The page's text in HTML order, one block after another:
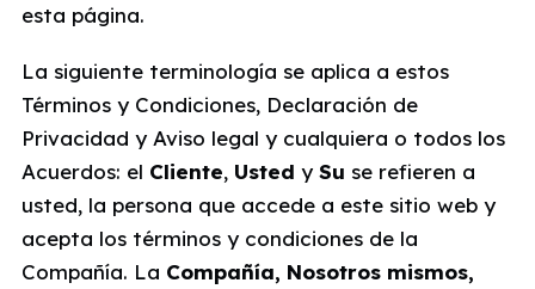
esta página.
La siguiente terminología se aplica a estos
Términos y Condiciones, Declaración de
Privacidad y Aviso legal y cualquiera o todos los
Acuerdos: el Cliente, Usted y Su se refieren a
usted, la persona que accede a este sitio web y
acepta los términos y condiciones de la
Compañía. La Compañía, Nosotros mismos,